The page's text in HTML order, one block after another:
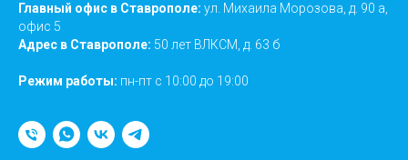
Главный офис в Ставрополе: ул. Михаила Морозова, д. 90 а,
офис 5
Адрес в Ставрополе: 50 лет ВЛКСМ, д. 63 б
Режим работы: пн-пт с 10:00 до 19:00